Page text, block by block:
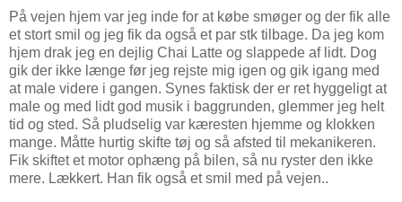
På vejen hjem var jeg inde for at købe smøger og der fik alle
et stort smil og jeg fik da også et par stk tilbage. Da jeg kom
hjem drak jeg en dejlig Chai Latte og slappede af lidt. Dog
gik der ikke længe før jeg rejste mig igen og gik igang med
at male videre i gangen. Synes faktisk der er ret hyggeligt at
male og med lidt god musik i baggrunden, glemmer jeg helt
tid og sted. Så pludselig var kæresten hjemme og klokken
mange. Måtte hurtig skifte tøj og så afsted til mekanikeren.
Fik skiftet et motor ophæng på bilen, så nu ryster den ikke
mere. Lækkert. Han fik også et smil med på vejen..